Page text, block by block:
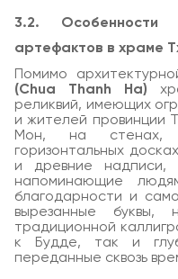
3.2. Особенности
артефактов в храме
Помимо
(Chua Thanh Ha)
реликвий, имеющих
и жителей провинции
Мон, на стенах,
горизонтальных
и древние надписи,
напоминающие
благодарности и
вырезанные
традиционной
к Будде, так и
переданные сквозь